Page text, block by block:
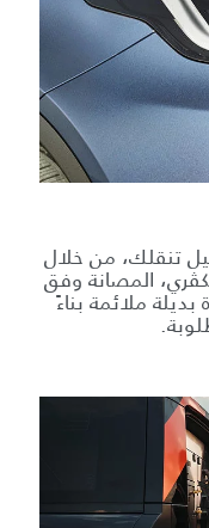
تنقلك، من خلال
المصانة وفق
ملائمة بناءً